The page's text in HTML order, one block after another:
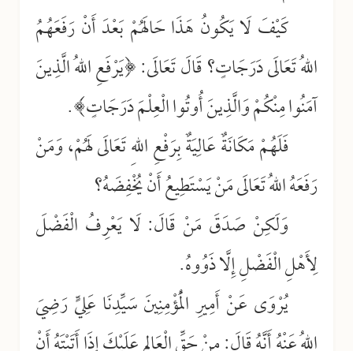
كَيْفَ لَا يَكُونُ هَذَا حَالَهُمْ بَعْدَ أَنْ رَفَعَهُمُ
اللهُ تَعَالَى دَرَجَاتٍ؟ قَالَ تَعَالَى: ﴿يَرْفَعِ اللهُ الَّذِينَ
آمَنُوا مِنْكُمْ وَالَّذِينَ أُوتُوا الْعِلْمَ دَرَجَاتٍ﴾.
فَلَهُمْ مَكَانَةٌ عَالِيَةٌ بِرَفْعِ اللهِ تَعَالَى لَهُمْ، وَمَنْ
رَفَعَهُ اللهُ تَعَالَى مَنْ يَسْتَطِيعُ أَنْ يُخْفِضَهُ؟
وَلَكِنْ صَدَقَ مَنْ قَالَ: لَا يَعْرِفُ الْفَضْلَ
لِأَهْلِ الْفَضْلِ إِلَّا ذَوُوهُ.
يُرْوَى عَنْ أَمِيرِ الْمُؤْمِنِينَ سَيِّدِنَا عَلِيٍّ رَضِيَ